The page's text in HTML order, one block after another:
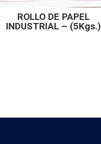
ROLLO DE PAPEL
INDUSTRIAL – (5Kgs.)